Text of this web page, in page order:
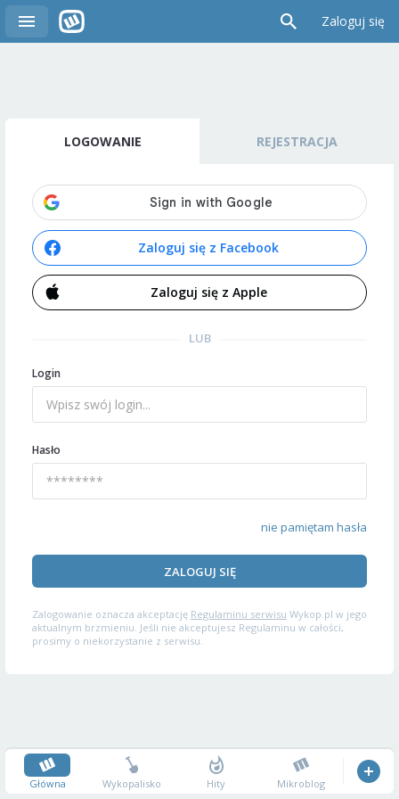
Zaloguj się
LOGOWANIE REJESTRACJA
Zaloguj się z Facebook
Zaloguj się z Apple
LUB
Login
Hasło
nie pamiętam hasła
ZALOGUJ SIĘ
Zalogowanie oznacza akceptację Regulaminu serwisu Wykop.pl w jego
aktualnym brzmieniu. Jeśli nie akceptujesz Regulaminu w całości,
prosimy o niekorzystanie z serwisu.
Główna Wykopalisko Hity Mikroblog